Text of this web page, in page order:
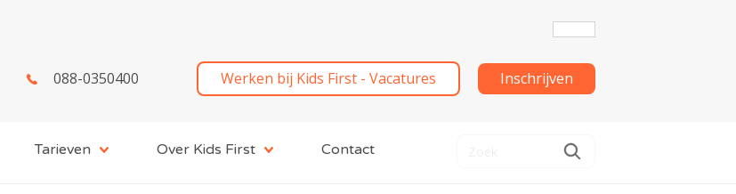
088-0350400 Werken bij Kids First - Vacatures Inschrijven
Tarieven Over Kids First Contact